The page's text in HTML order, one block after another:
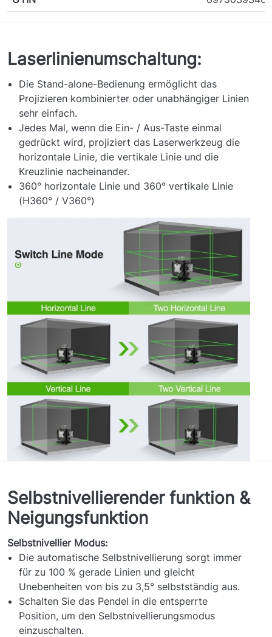
Laserlinienumschaltung:
Die Stand-alone-Bedienung ermöglicht das
Projizieren kombinierter oder unabhängiger Linien
sehr einfach.
Jedes Mal, wenn die Ein- / Aus-Taste einmal
gedrückt wird, projiziert das Laserwerkzeug die
horizontale Linie, die vertikale Linie und die
Kreuzlinie nacheinander.
360° horizontale Linie und 360° vertikale Linie
(H360° / V360°)
Selbstnivellierender funktion &
Neigungsfunktion
Selbstnivellier Modus:
Die automatische Selbstnivellierung sorgt immer
für zu 100 % gerade Linien und gleicht
Unebenheiten von bis zu 3,5° selbstständig aus.
Schalten Sie das Pendel in die entsperrte
Position, um den Selbstnivellierungsmodus
einzuschalten.